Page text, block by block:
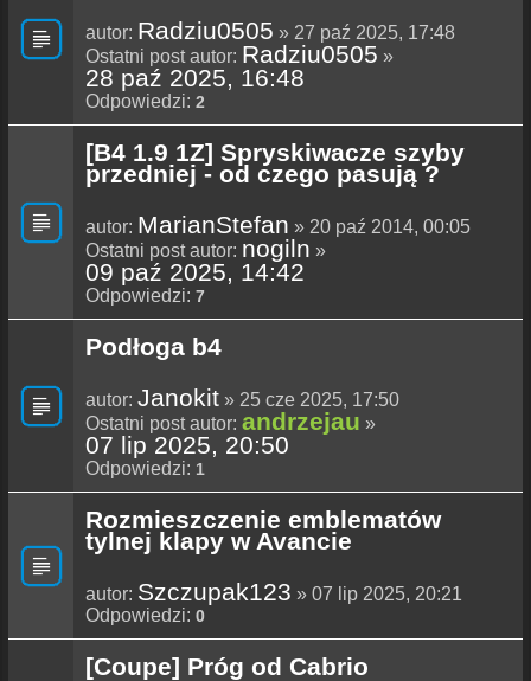
autor: Radziu0505 » 27 paź 2025, 17:48
Ostatni post autor: Radziu0505 »
28 paź 2025, 16:48
Odpowiedzi: 2
[B4 1.9 1Z] Spryskiwacze szyby
przedniej - od czego pasują ?
autor: MarianStefan » 20 paź 2014, 00:05
Ostatni post autor: nogiln »
09 paź 2025, 14:42
Odpowiedzi: 7
Podłoga b4
autor: Janokit » 25 cze 2025, 17:50
Ostatni post autor: andrzejau »
07 lip 2025, 20:50
Odpowiedzi: 1
Rozmieszczenie emblematów
tylnej klapy w Avancie
autor: Szczupak123 » 07 lip 2025, 20:21
Odpowiedzi: 0
[Coupe] Próg od Cabrio